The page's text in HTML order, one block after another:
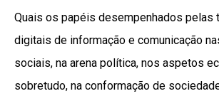
Quais os papéis desempenhados pelas
digitais de informação e comunicação
sociais, na arena política, nos aspetos
sobretudo, na conformação de